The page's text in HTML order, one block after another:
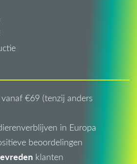
€69 (tenzij anders
in Europa
beoordelingen
klanten